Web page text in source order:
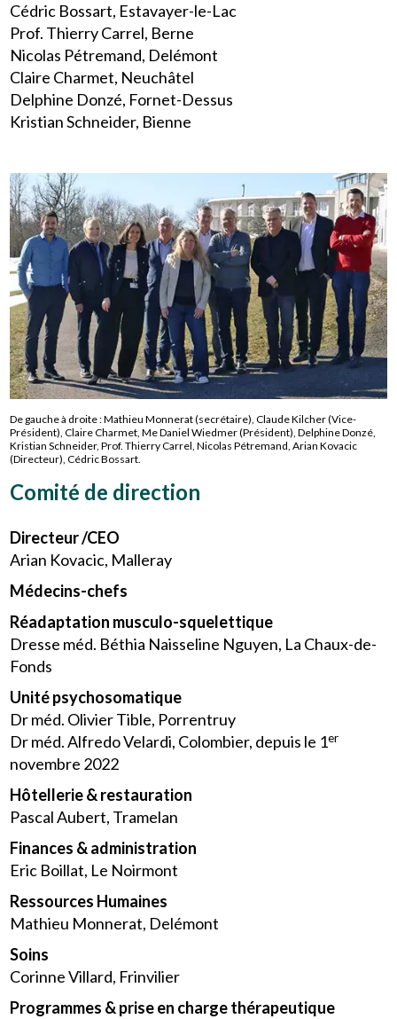
Cédric Bossart, Estavayer-le-Lac
Prof. Thierry Carrel, Berne
Nicolas Pétremand, Delémont
Claire Charmet, Neuchâtel
Delphine Donzé, Fornet-Dessus
Kristian Schneider, Bienne
De gauche à droite : Mathieu Monnerat (secrétaire), Claude Kilcher (Vice-
Président), Claire Charmet, Me Daniel Wiedmer (Président), Delphine Donzé,
Kristian Schneider, Prof. Thierry Carrel, Nicolas Pétremand, Arian Kovacic
(Directeur), Cédric Bossart.
Comité de direction
Directeur /CEO
Arian Kovacic, Malleray
Médecins-chefs
Réadaptation musculo-squelettique
Dresse méd. Béthia Naisseline Nguyen, La Chaux-de-
Fonds
Unité psychosomatique
Dr méd. Olivier Tible, Porrentruy
Dr méd. Alfredo Velardi, Colombier, depuis le 1er
novembre 2022
Hôtellerie & restauration
Pascal Aubert, Tramelan
Finances & administration
Eric Boillat, Le Noirmont
Ressources Humaines
Mathieu Monnerat, Delémont
Soins
Corinne Villard, Frinvilier
Programmes & prise en charge thérapeutique